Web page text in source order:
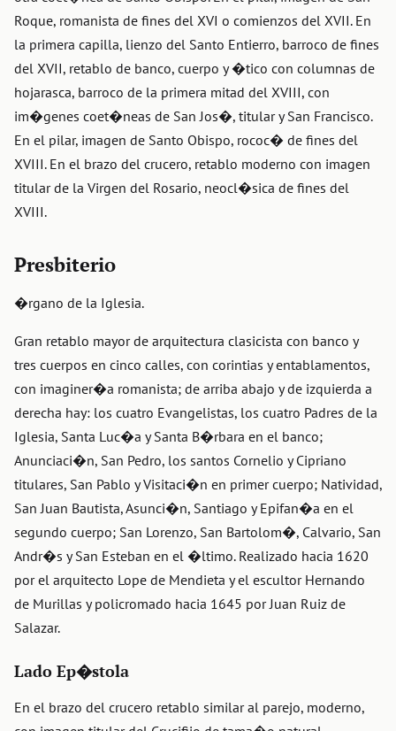
Roque, romanista de fines del XVI o comienzos del XVII. En
la primera capilla, lienzo del Santo Entierro, barroco de fines
del XVII, retablo de banco, cuerpo y �tico con columnas de
hojarasca, barroco de la primera mitad del XVIII, con
im�genes coet�neas de San Jos�, titular y San Francisco.
En el pilar, imagen de Santo Obispo, rococ� de fines del
XVIII. En el brazo del crucero, retablo moderno con imagen
titular de la Virgen del Rosario, neocl�sica de fines del
XVIII.
Presbiterio
�rgano de la Iglesia.
Gran retablo mayor de arquitectura clasicista con banco y
tres cuerpos en cinco calles, con corintias y entablamentos,
con imaginer�a romanista; de arriba abajo y de izquierda a
derecha hay: los cuatro Evangelistas, los cuatro Padres de la
Iglesia, Santa Luc�a y Santa B�rbara en el banco;
Anunciaci�n, San Pedro, los santos Cornelio y Cipriano
titulares, San Pablo y Visitaci�n en primer cuerpo; Natividad,
San Juan Bautista, Asunci�n, Santiago y Epifan�a en el
segundo cuerpo; San Lorenzo, San Bartolom�, Calvario, San
Andr�s y San Esteban en el �ltimo. Realizado hacia 1620
por el arquitecto Lope de Mendieta y el escultor Hernando
de Murillas y policromado hacia 1645 por Juan Ruiz de
Salazar.
Lado Ep�stola
En el brazo del crucero retablo similar al parejo, moderno,